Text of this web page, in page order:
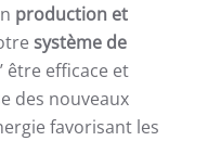
production et
système de
être efficace et
des nouveaux
favorisant les